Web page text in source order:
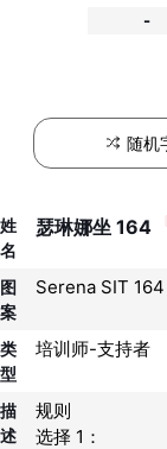
-
随机
姓
名
瑟琳娜坐 164
图
案
Serena SIT 164
类
型
培训师-支持者
描
述
规则
选择 1：